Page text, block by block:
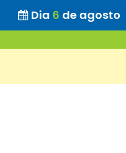
Dia 6 de agosto